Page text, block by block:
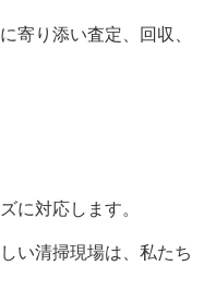
寄り添い査定、回収、
に対応します。
い清掃現場は、私たち